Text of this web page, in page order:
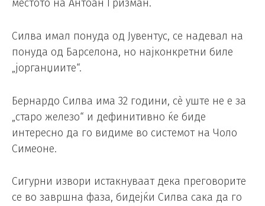
местото на Антоан Гризман.
Силва имал понуда од Јувентус, се надевал на
понуда од Барселона, но најконкретни биле
„јорганџиите“.
Бернардо Силва има 32 години, сè уште не е за
„старо железо“ и дефинитивно ќе биде
интересно да го видиме во системот на Чоло
Симеоне.
Сигурни извори истакнуваат дека преговорите
се во завршна фаза, бидејќи Силва сака да го